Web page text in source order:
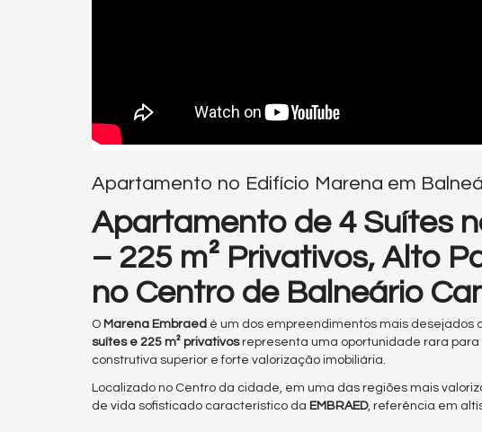
Apartamento no Edifício Marena em
Apartamento de 4 Suítes
– 225 m² Privativos, Alto
no Centro de Balneário
O Marena Embraed é um dos empreendimentos mais desejados
suítes e 225 m² privativosrepresenta uma oportunidade rara
construtiva superior e forte valorização imobiliária.
Localizado no Centro da cidade, em uma das regiões mais
de vida sofisticado característico da EMBRAED, referência em